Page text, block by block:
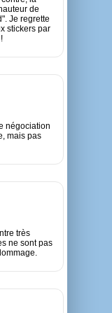
de
Je regrette
stickers par
négociation
mais pas
très
ne sont pas